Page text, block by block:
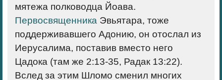
мятежа полководца Йоава.
Первосвященника Эвьятара, тоже
поддерживавшего Адонию, он отослал из
Иерусалима, поставив вместо него
Цадока (там же 2:13-35, Радак 13:22).
Вслед за этим Шломо сменил многих